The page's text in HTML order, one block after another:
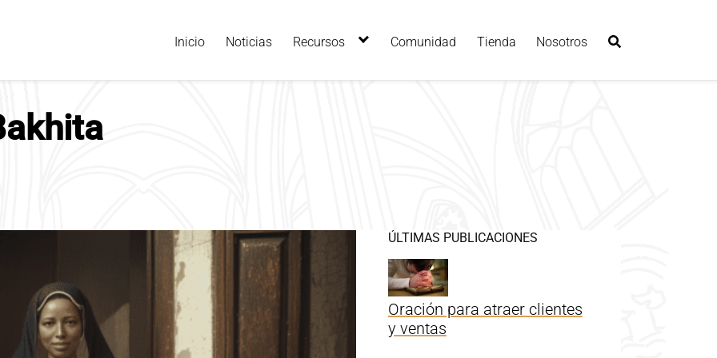
Inicio Noticias Recursos Comunidad Tienda Nosotros
ÚLTIMAS PUBLICACIONES
Oración para atraer clientes
y ventas